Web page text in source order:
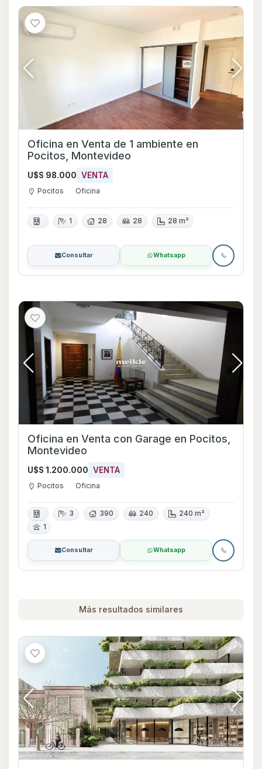
Oficina en Venta de 1 ambiente en
Pocitos, Montevideo
U$S 98.000 VENTA
Pocitos Oficina
1 28 28 28 m²
Consultar Whatsapp
Oficina en Venta con Garage en Pocitos,
Montevideo
U$S 1.200.000 VENTA
Pocitos Oficina
3 390 240
240 m²
1
Consultar Whatsapp
Más resultados similares